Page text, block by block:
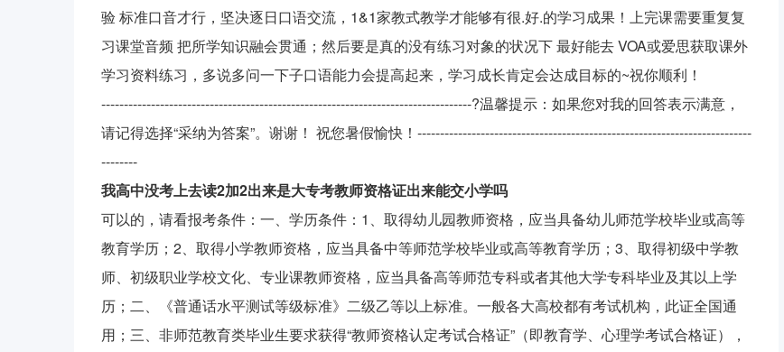
验 标准口音才行，坚决逐日口语交流，1&1家教式教学才能够有很.好.的学习成果！上完课需要重复复
习课堂音频 把所学知识融会贯通；然后要是真的没有练习对象的状况下 最好能去 VOA或爱思获取课外
学习资料练习，多说多问一下子口语能力会提高起来，学习成长肯定会达成目标的~祝你顺利！
----------------------------------------------------------------------------------?温馨提示：如果您对我的回答表示满意，
请记得选择“采纳为答案”。谢谢！ 祝您暑假愉快！--------------------------------------------------------------------------
--------
我高中没考上去读2加2出来是大专考教师资格证出来能交小学吗
可以的，请看报考条件：一、学历条件：1、取得幼儿园教师资格，应当具备幼儿师范学校毕业或高等
教育学历；2、取得小学教师资格，应当具备中等师范学校毕业或高等教育学历；3、取得初级中学教
师、初级职业学校文化、专业课教师资格，应当具备高等师范专科或者其他大学专科毕业及其以上学
历；二、《普通话水平测试等级标准》二级乙等以上标准。一般各大高校都有考试机构，此证全国通
用；三、非师范教育类毕业生要求获得“教师资格认定考试合格证”（即教育学、心理学考试合格证），